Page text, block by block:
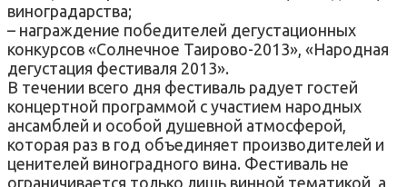
виноградарства;
– награждение победителей дегустационных
конкурсов «Солнечное Таирово-2013», «Народная
дегустация фестиваля 2013».
В течении всего дня фестиваль радует гостей
концертной программой с участием народных
ансамблей и особой душевной атмосферой,
которая раз в год объединяет производителей и
ценителей виноградного вина. Фестиваль не
ограничивается только лишь винной тематикой, а